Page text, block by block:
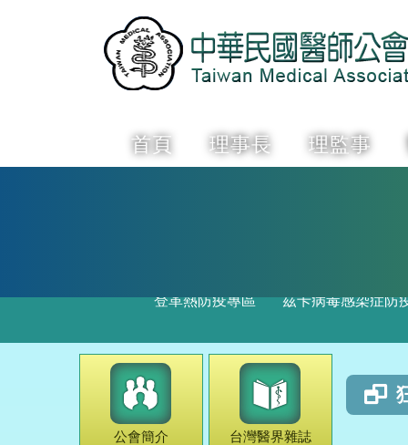
首頁 理事長 理監事
登革熱防疫專區 茲卡病毒感染症防
公會簡介 台灣醫界雜誌